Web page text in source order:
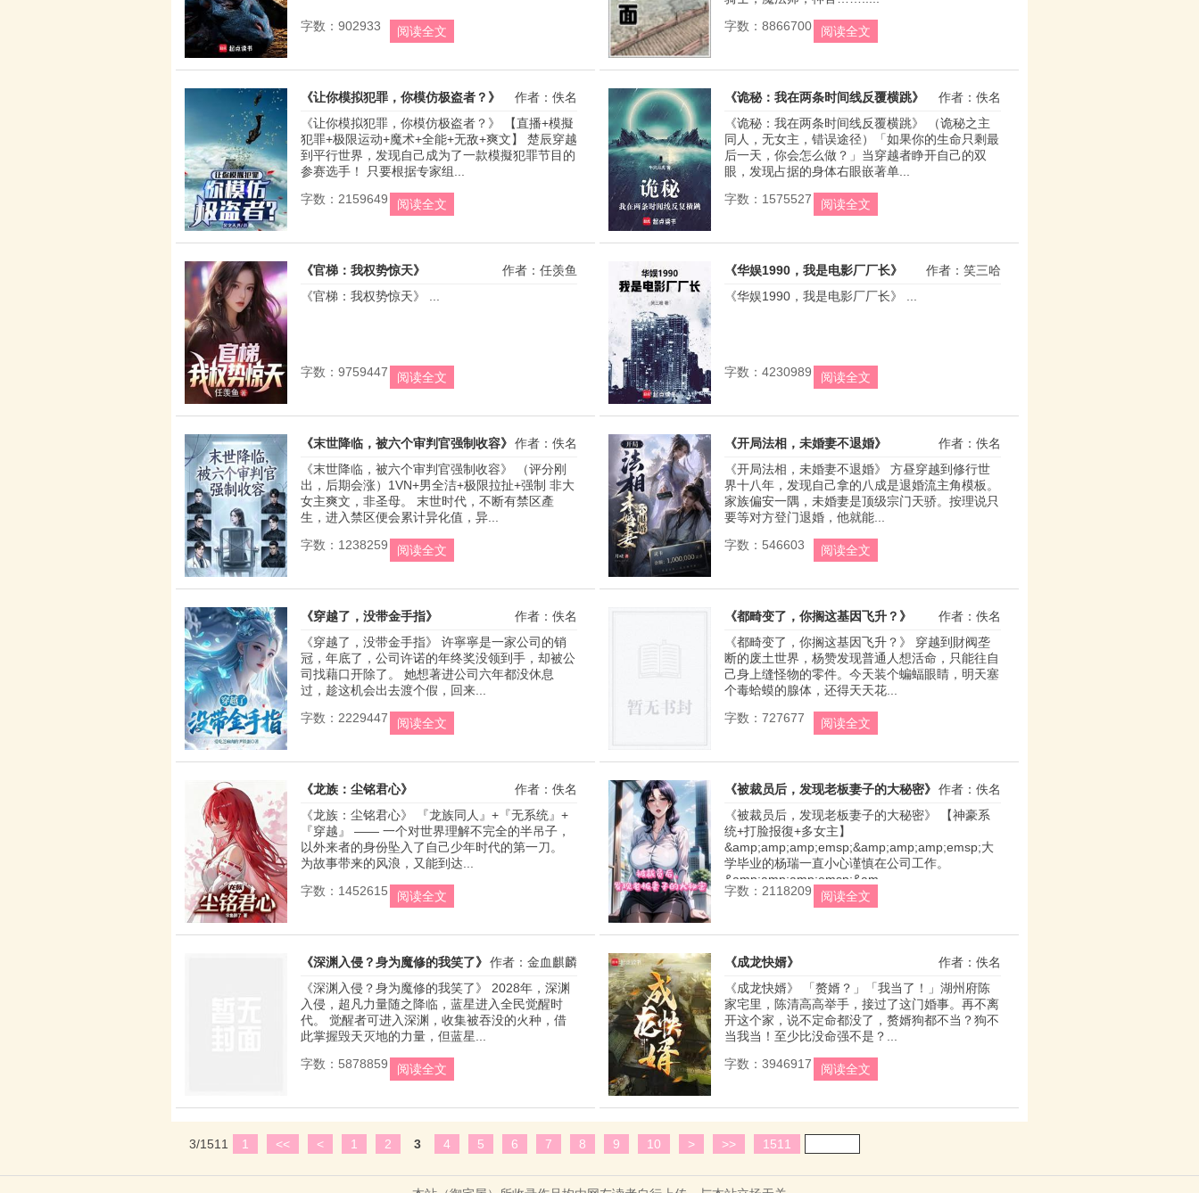
字数：902933 阅读全文
字数：8866700
阅读全文
《让你模拟犯罪，你模仿极盗者？》
作者：佚名
《让你模拟犯罪，你模仿极盗者？》 【直播+模擬
犯罪+极限运动+魔术+全能+无敌+爽文】 楚辰穿越
到平行世界，发现自己成为了一款模擬犯罪节目的
参赛选手！ 只要根据专家组...
字数：2159649
阅读全文
《诡秘：我在两条时间线反覆横跳》
作者：佚名
《诡秘：我在两条时间线反覆横跳》 （诡秘之主
同人，无女主，错误途径）「如果你的生命只剩最
后一天，你会怎么做？」当穿越者睁开自己的双
眼，发现占据的身体右眼嵌著单...
字数：1575527
阅读全文
《官梯：我权势惊天》
作者：任羡鱼
《官梯：我权势惊天》 ...
字数：9759447 阅读全文
《华娱1990，我是电影厂厂长》
作者：笑三哈
《华娱1990，我是电影厂厂长》 ...
字数：4230989 阅读全文
《末世降临，被六个审判官强制收容》 作者：佚名
《末世降临，被六个审判官强制收容》 （评分刚
出，后期会涨）1VN+男全洁+极限拉扯+强制 非大
女主爽文，非圣母。 末世时代，不断有禁区產
生，进入禁区便会累计异化值，异...
字数：1238259
阅读全文
《开局法相，未婚妻不退婚》
作者：佚名
《开局法相，未婚妻不退婚》 方昼穿越到修行世
界十八年，发现自己拿的八成是退婚流主角模板。
家族偏安一隅，未婚妻是顶级宗门天骄。按理说只
要等对方登门退婚，他就能...
字数：546603
阅读全文
《穿越了，没带金手指》
作者：佚名
《穿越了，没带金手指》 许寧寧是一家公司的销
冠，年底了，公司许诺的年终奖没领到手，却被公
司找藉口开除了。 她想著进公司六年都没休息
过，趁这机会出去渡个假，回来...
字数：2229447
阅读全文
《都畸变了，你搁这基因飞升？》
作者：佚名
《都畸变了，你搁这基因飞升？》 穿越到財阀垄
断的废土世界，杨赞发现普通人想活命，只能往自
己身上缝怪物的零件。今天装个蝙蝠眼睛，明天塞
个毒蛤蟆的腺体，还得天天花...
字数：727677
阅读全文
《龙族：尘铭君心》
作者：佚名
《龙族：尘铭君心》 『龙族同人』+『无系统』+
『穿越』 —— 一个对世界理解不完全的半吊子，
以外来者的身份坠入了自己少年时代的第一刀。
为故事带来的风浪，又能到达...
字数：1452615
阅读全文
《被裁员后，发现老板妻子的大秘密》 作者：佚名
《被裁员后，发现老板妻子的大秘密》 【神豪系
统+打脸报復+多女主】
&amp;amp;amp;emsp;&amp;amp;amp;emsp;大
学毕业的杨瑞一直小心谨慎在公司工作。
&amp;amp;amp;emsp;&am...
字数：2118209
阅读全文
《深渊入侵？身为魔修的我笑了》 作者：金血麒麟
《深渊入侵？身为魔修的我笑了》 2028年，深渊
入侵，超凡力量随之降临，蓝星进入全民觉醒时
代。 觉醒者可进入深渊，收集被吞没的火种，借
此掌握毁天灭地的力量，但蓝星...
字数：5878859
阅读全文
《成龙快婿》
作者：佚名
《成龙快婿》 「赘婿？」「我当了！」湖州府陈
家宅里，陈清高高举手，接过了这门婚事。再不离
开这个家，说不定命都没了，赘婿狗都不当？狗不
当我当！至少比没命强不是？...
字数：3946917
阅读全文
3/1511 1 << < 1 2 3 4 5 6 7 8 9 10 > >> 1511